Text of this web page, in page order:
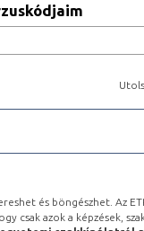
és böngészhet. Az
csak azok a képzések,